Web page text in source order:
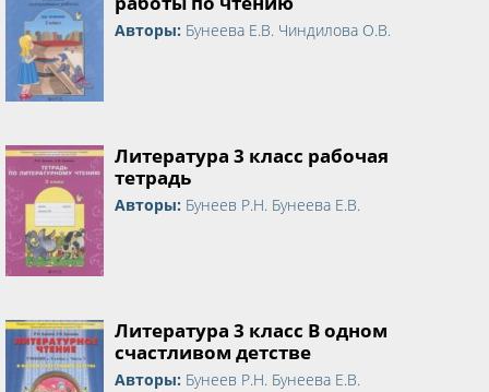
Авторы: Бунеева Е.В. Чиндилова О.В.
Литература 3 класс рабочая
тетрадь
Авторы: Бунеев Р.Н. Бунеева Е.В.
Литература 3 класс В одном
счастливом детстве
Авторы: Бунеев Р.Н. Бунеева Е.В.